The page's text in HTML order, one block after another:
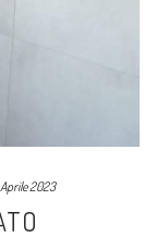
Aprile 2023